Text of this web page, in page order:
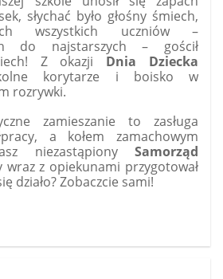
słychać było głośny śmiech,
wszystkich uczniów –
do najstarszych – gościł
Z okazji Dnia Dziecka
korytarze i boisko w
rozrywki.
zamieszanie to zasługa
a kołem zamachowym
niezastąpiony Samorząd
wraz z opiekunami przygotował
działo? Zobaczcie sami!